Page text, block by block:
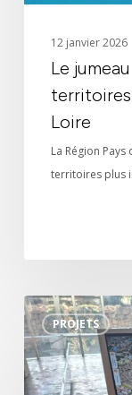
de
Loire
12 janvier 2026
Le
territoires
Loire
La Région
territoires plus
PROJETS
Borne
interactive
3D
pour